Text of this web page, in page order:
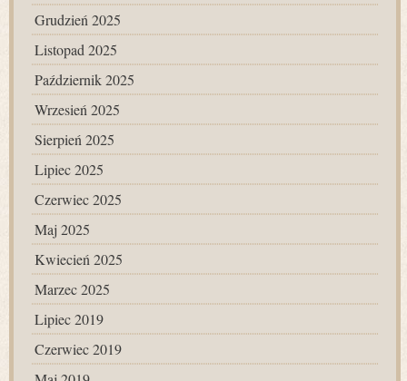
Grudzień 2025
Listopad 2025
Październik 2025
Wrzesień 2025
Sierpień 2025
Lipiec 2025
Czerwiec 2025
Maj 2025
Kwiecień 2025
Marzec 2025
Lipiec 2019
Czerwiec 2019